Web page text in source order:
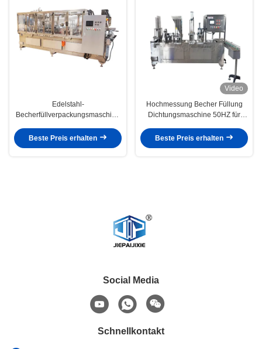
Edelstahl-
Becherfüllverpackungsmaschine
Beste Preis erhalten
Video
Hochmessung Becher Füllung
Dichtungsmaschine 50HZ für
Dichtungslösungen
Beste Preis erhalten
Social Media
Schnellkontakt